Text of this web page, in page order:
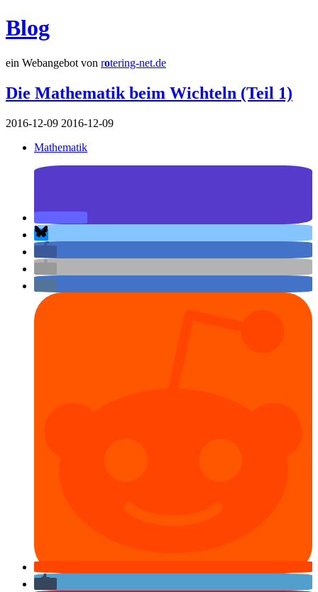
Blog
ein Webangebot von rotering-net.de
Die Mathematik beim Wichteln (Teil 1)
2016-12-09 2016-12-09
Mathematik